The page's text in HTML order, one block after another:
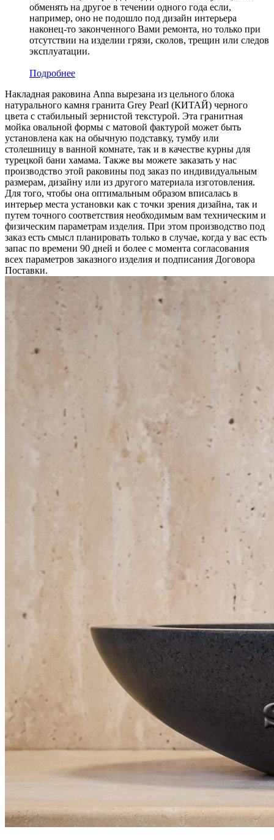
обменять на другое в течении одного года если,
например, оно не подошло под дизайн интерьера
наконец-то законченного Вами ремонта, но только при
отсутствии на изделии грязи, сколов, трещин или следов
эксплуатации.
Подробнее
Накладная раковина Anna вырезана из цельного блока
натурального камня гранита Grey Pearl (КИТАЙ) черного
цвета c стабильный зернистой текстурой. Эта гранитная
мойка овальной формы с матовой фактурой может быть
установлена как на обычную подставку, тумбу или
столешницу в ванной комнате, так и в качестве курны для
турецкой бани хамама. Также вы можете заказать у нас
производство этой раковины под заказ по индивидуальным
размерам, дизайну или из другого материала изготовления.
Для того, чтобы она оптимальным образом вписалась в
интерьер места установки как с точки зрения дизайна, так и
путем точного соответствия необходимым вам техническим и
физическим параметрам изделия. При этом производство под
заказ есть смысл планировать только в случае, когда у вас есть
запас по времени 90 дней и более с момента согласования
всех параметров заказного изделия и подписания Договора
Поставки.